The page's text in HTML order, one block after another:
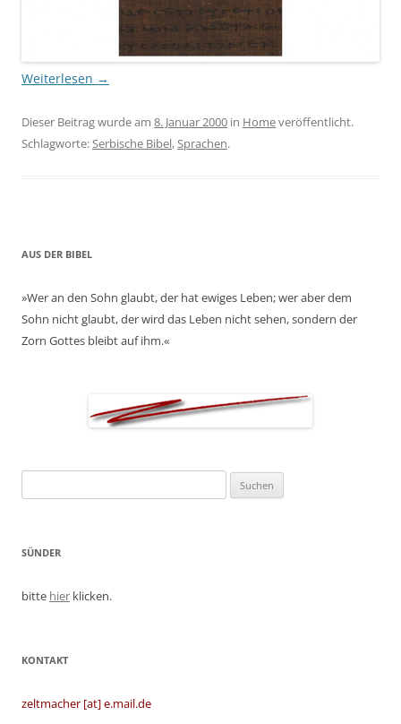
Weiterlesen →
Dieser Beitrag wurde am 8. Januar 2000 in Homeveröffentlicht.
Schlagworte: Serbische Bibel, Sprachen.
AUS DER BIBEL
»Wer an den Sohn glaubt, der hat ewiges Leben; wer aber dem
Sohn nicht glaubt, der wird das Leben nicht sehen, sondern der
Zorn Gottes bleibt auf ihm.«
nach:
SÜNDER
bitte hier klicken.
KONTAKT
zeltmacher [at] e.mail.de